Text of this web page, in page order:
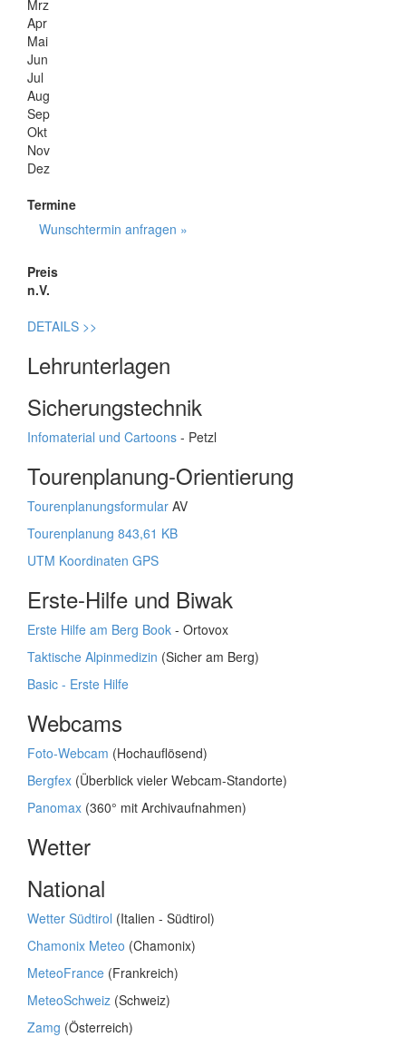
Mrz
Apr
Mai
Jun
Jul
Aug
Sep
Okt
Nov
Dez
Termine
Wunschtermin anfragen »
Preis
n.V.
DETAILS >>
Lehrunterlagen
Sicherungstechnik
Infomaterial und Cartoons - Petzl
Tourenplanung-Orientierung
Tourenplanungsformular AV
Tourenplanung 843,61 KB
UTM Koordinaten GPS
Erste-Hilfe und Biwak
Erste Hilfe am Berg Book - Ortovox
Taktische Alpinmedizin (Sicher am Berg)
Basic - Erste Hilfe
Webcams
Foto-Webcam (Hochauflösend)
Bergfex (Überblick vieler Webcam-Standorte)
Panomax (360° mit Archivaufnahmen)
Wetter
National
Wetter Südtirol (Italien - Südtirol)
Chamonix Meteo (Chamonix)
MeteoFrance (Frankreich)
MeteoSchweiz (Schweiz)
Zamg (Österreich)